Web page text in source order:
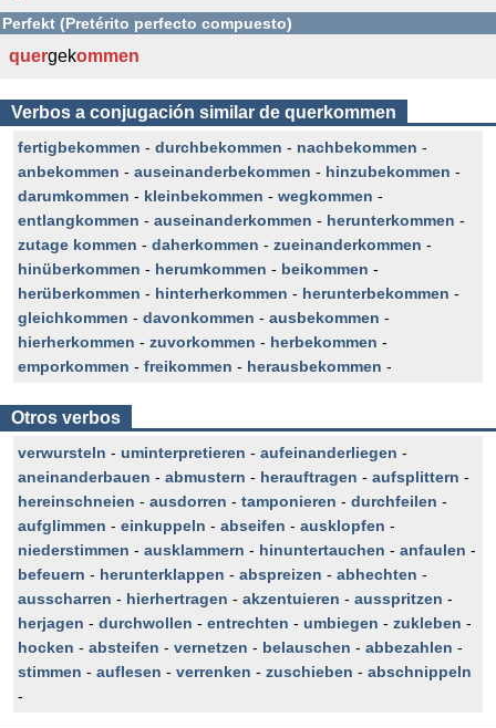
Perfekt (Pretérito perfecto compuesto)
quergekommen
Verbos a conjugación similar de querkommen
fertigbekommen - durchbekommen - nachbekommen -
anbekommen - auseinanderbekommen - hinzubekommen -
darumkommen - kleinbekommen - wegkommen -
entlangkommen - auseinanderkommen - herunterkommen -
zutage kommen - daherkommen - zueinanderkommen -
hinüberkommen - herumkommen - beikommen -
herüberkommen - hinterherkommen - herunterbekommen -
gleichkommen - davonkommen - ausbekommen -
hierherkommen - zuvorkommen - herbekommen -
emporkommen - freikommen - herausbekommen -
Otros verbos
verwursteln - uminterpretieren - aufeinanderliegen -
aneinanderbauen - abmustern - herauftragen - aufsplittern -
hereinschneien - ausdorren - tamponieren - durchfeilen -
aufglimmen - einkuppeln - abseifen - ausklopfen -
niederstimmen - ausklammern - hinuntertauchen - anfaulen -
befeuern - herunterklappen - abspreizen - abhechten -
ausscharren - hierhertragen - akzentuieren - ausspritzen -
herjagen - durchwollen - entrechten - umbiegen - zukleben -
hocken - absteifen - vernetzen - belauschen - abbezahlen -
stimmen - auflesen - verrenken - zuschieben - abschnippeln
-